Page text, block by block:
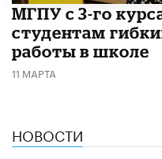
МГПУ с 3-го
студентам
работы в школе
11 МАРТА
НОВОСТИ